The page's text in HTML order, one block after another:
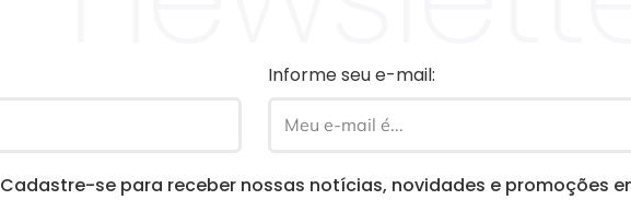
Informe seu e-mail:
Cadastre-se para receber nossas notícias, novidades e promoções